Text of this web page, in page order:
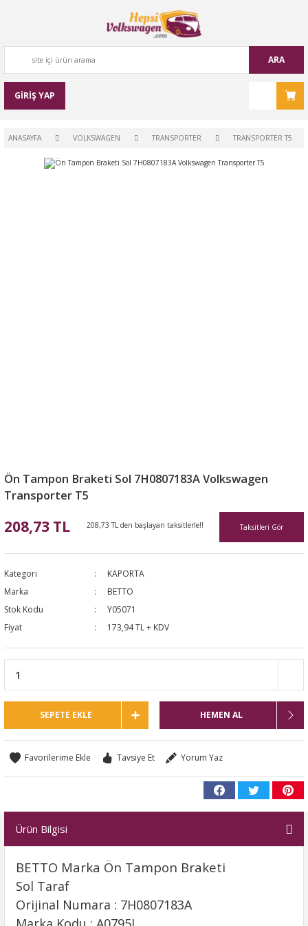
ARA
GİRİŞ YAP
ANASAYFA VOLKSWAGEN TRANSPORTER TRANSPORTER T5
Ön Tampon Braketi Sol 7H0807183A Volkswagen
Transporter T5
208,73 TL 208,73 TL den başlayan taksitlerle!! Taksitleri Gör
Kategori
KAPORTA
Marka
BETTO
Stok Kodu
Y05071
Fiyat
173,94 TL + KDV
SEPETE EKLE HEMEN AL
Tavsiye Et Yorum Yaz
Ürün Bilgisi
BETTO Marka Ön Tampon Braketi
Sol Taraf
Orijinal Numara : 7H0807183A